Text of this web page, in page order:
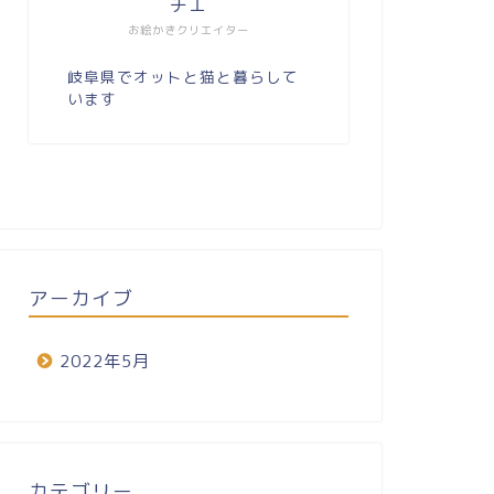
お絵かきクリエイター
岐阜県でオットと猫と暮らして
います
アーカイブ
2022年5月